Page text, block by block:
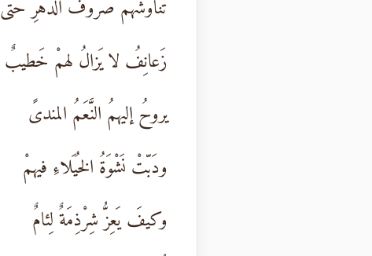
تَناوَشَهُمْ صُروفُ الدّهْرِ حتّى
زَعانِفُ لا يَزالُ لهمْ خَطيبٌ
يروحُ إليهمُ النَّعَمُ المندىً
ودَبّتْ نَشْوَةُ الخُيَلاءِ فيهمْ
وكيفَ يَعِزُّ شِرْذِمَةٌ لِئامٌ